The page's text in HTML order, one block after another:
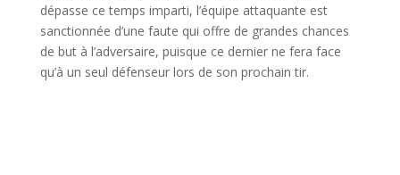
dépasse ce temps imparti, l’équipe attaquante est
sanctionnée d’une faute qui offre de grandes chances
de but à l’adversaire, puisque ce dernier ne fera face
qu’à un seul défenseur lors de son prochain tir.